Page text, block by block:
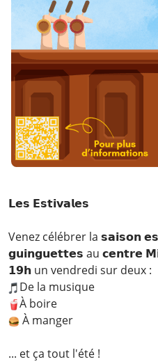
𝗟𝗲𝘀 𝗘𝘀𝘁𝗶𝘃𝗮𝗹𝗲𝘀
Venez célébrer la 𝘀𝗮𝗶𝘀𝗼𝗻
𝗴𝘂𝗶𝗻𝗴𝘂𝗲𝘁𝘁𝗲𝘀 au 𝗰𝗲𝗻𝘁𝗿𝗲
𝟭𝟵𝗵 un vendredi sur deux :
De la musique
À boire
À manger
... et ça tout l'été !